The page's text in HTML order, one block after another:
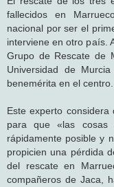
fallecidos en
nacional por ser el
interviene en otro país.
Grupo de Rescate de
Universidad de
benemérita en el centro.
Este experto
para que «las
rápidamente posible y
propicien una pérdida
del rescate en
compañeros de Jaca,